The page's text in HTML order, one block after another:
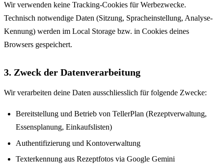
Wir verwenden keine Tracking-Cookies für Werbezwecke.
Technisch notwendige Daten (Sitzung, Spracheinstellung, Analyse-
Kennung) werden im Local Storage bzw. in Cookies deines
Browsers gespeichert.
3. Zweck der Datenverarbeitung
Wir verarbeiten deine Daten ausschliesslich für folgende Zwecke:
Bereitstellung und Betrieb von TellerPlan (Rezeptverwaltung,
Essensplanung, Einkaufslisten)
Authentifizierung und Kontoverwaltung
Texterkennung aus Rezeptfotos via Google Gemini